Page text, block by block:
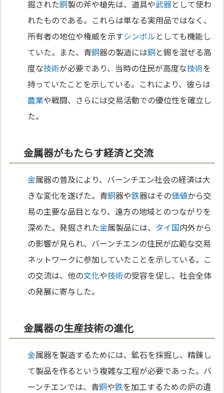
掘された銅製の斧や槍先は、道具や武器として使わ
れたものである。これらは単なる実用品ではなく、
所有者の地位や権威を示すシンボルとしても機能し
ていた。また、青銅器の製造には銅と錫を混ぜる高
度な技術が必要であり、当時の住民が高度な技術を
持っていたことを示している。これにより、彼らは
農業や戦闘、さらには交易活動での優位性を確立し
た。
金属器がもたらす経済と交流
金属器の普及により、バーンチエン社会の経済は大
きな変化を遂げた。青銅器や鉄器はその価値から交
易の主要な品目となり、遠方の地域とのつながりを
深めた。発掘された金属製品には、 タイ国内外から
の影響が見られ、バーンチエンの住民が広範な交易
ネットワークに参加していたことを示している。こ
の交流は、他の文化や技術の受容を促し、社会全体
の発展に寄与した。
金属器の生産技術の進化
金属器を製造するためには、鉱石を採掘し、精錬し
て製品を作るという複雑な工程が必要であった。バ
ーンチエンでは、青銅や鉄を加工するための炉の遺